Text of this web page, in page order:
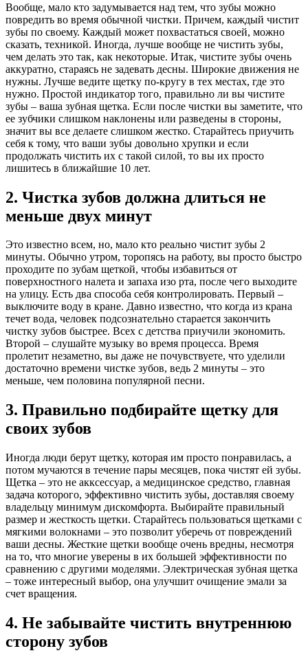
Вообще, мало кто задумывается над тем, что зубы можно
повредить во время обычной чистки. Причем, каждый чистит
зубы по своему. Каждый может похвастаться своей, можно
сказать, техникой. Иногда, лучше вообще не чистить зубы,
чем делать это так, как некоторые. Итак, чистите зубы очень
аккуратно, стараясь не задевать десны. Широкие движения не
нужны. Лучше ведите щетку по-кругу в тех местах, где это
нужно. Простой индикатор того, правильно ли вы чистите
зубы – ваша зубная щетка. Если после чистки вы заметите, что
ее зубчики слишком наклонены или разведены в стороны,
значит вы все делаете слишком жестко. Старайтесь приучить
себя к тому, что ваши зубы довольно хрупки и если
продолжать чистить их с такой силой, то вы их просто
лишитесь в ближайшие 10 лет.
2. Чистка зубов должна длиться не
меньше двух минут
Это известно всем, но, мало кто реально чистит зубы 2
минуты. Обычно утром, торопясь на работу, вы просто быстро
проходите по зубам щеткой, чтобы избавиться от
поверхностного налета и запаха изо рта, после чего выходите
на улицу. Есть два способа себя контролировать. Первый –
выключите воду в кране. Давно известно, что когда из крана
течет вода, человек подсознательно старается закончить
чистку зубов быстрее. Всех с детства приучили экономить.
Второй – слушайте музыку во время процесса. Время
пролетит незаметно, вы даже не почувствуете, что уделили
достаточно времени чистке зубов, ведь 2 минуты – это
меньше, чем половина популярной песни.
3. Правильно подбирайте щетку для
своих зубов
Иногда люди берут щетку, которая им просто понравилась, а
потом мучаются в течение пары месяцев, пока чистят ей зубы.
Щетка – это не акксессуар, а медицинское средство, главная
задача которого, эффективно чистить зубы, доставляя своему
владельцу минимум дискомфорта. Выбирайте правильный
размер и жесткость щетки. Старайтесь пользоваться щетками с
мягкими волокнами – это позволит уберечь от повреждений
ваши десны. Жесткие щетки вообще очень вредны, несмотря
на то, что многие уверены в их большей эффективности по
сравнению с другими моделями. Электрическая зубная щетка
– тоже интересный выбор, она улучшит очищение эмали за
счет вращения.
4. Не забывайте чистить внутреннюю
сторону зубов